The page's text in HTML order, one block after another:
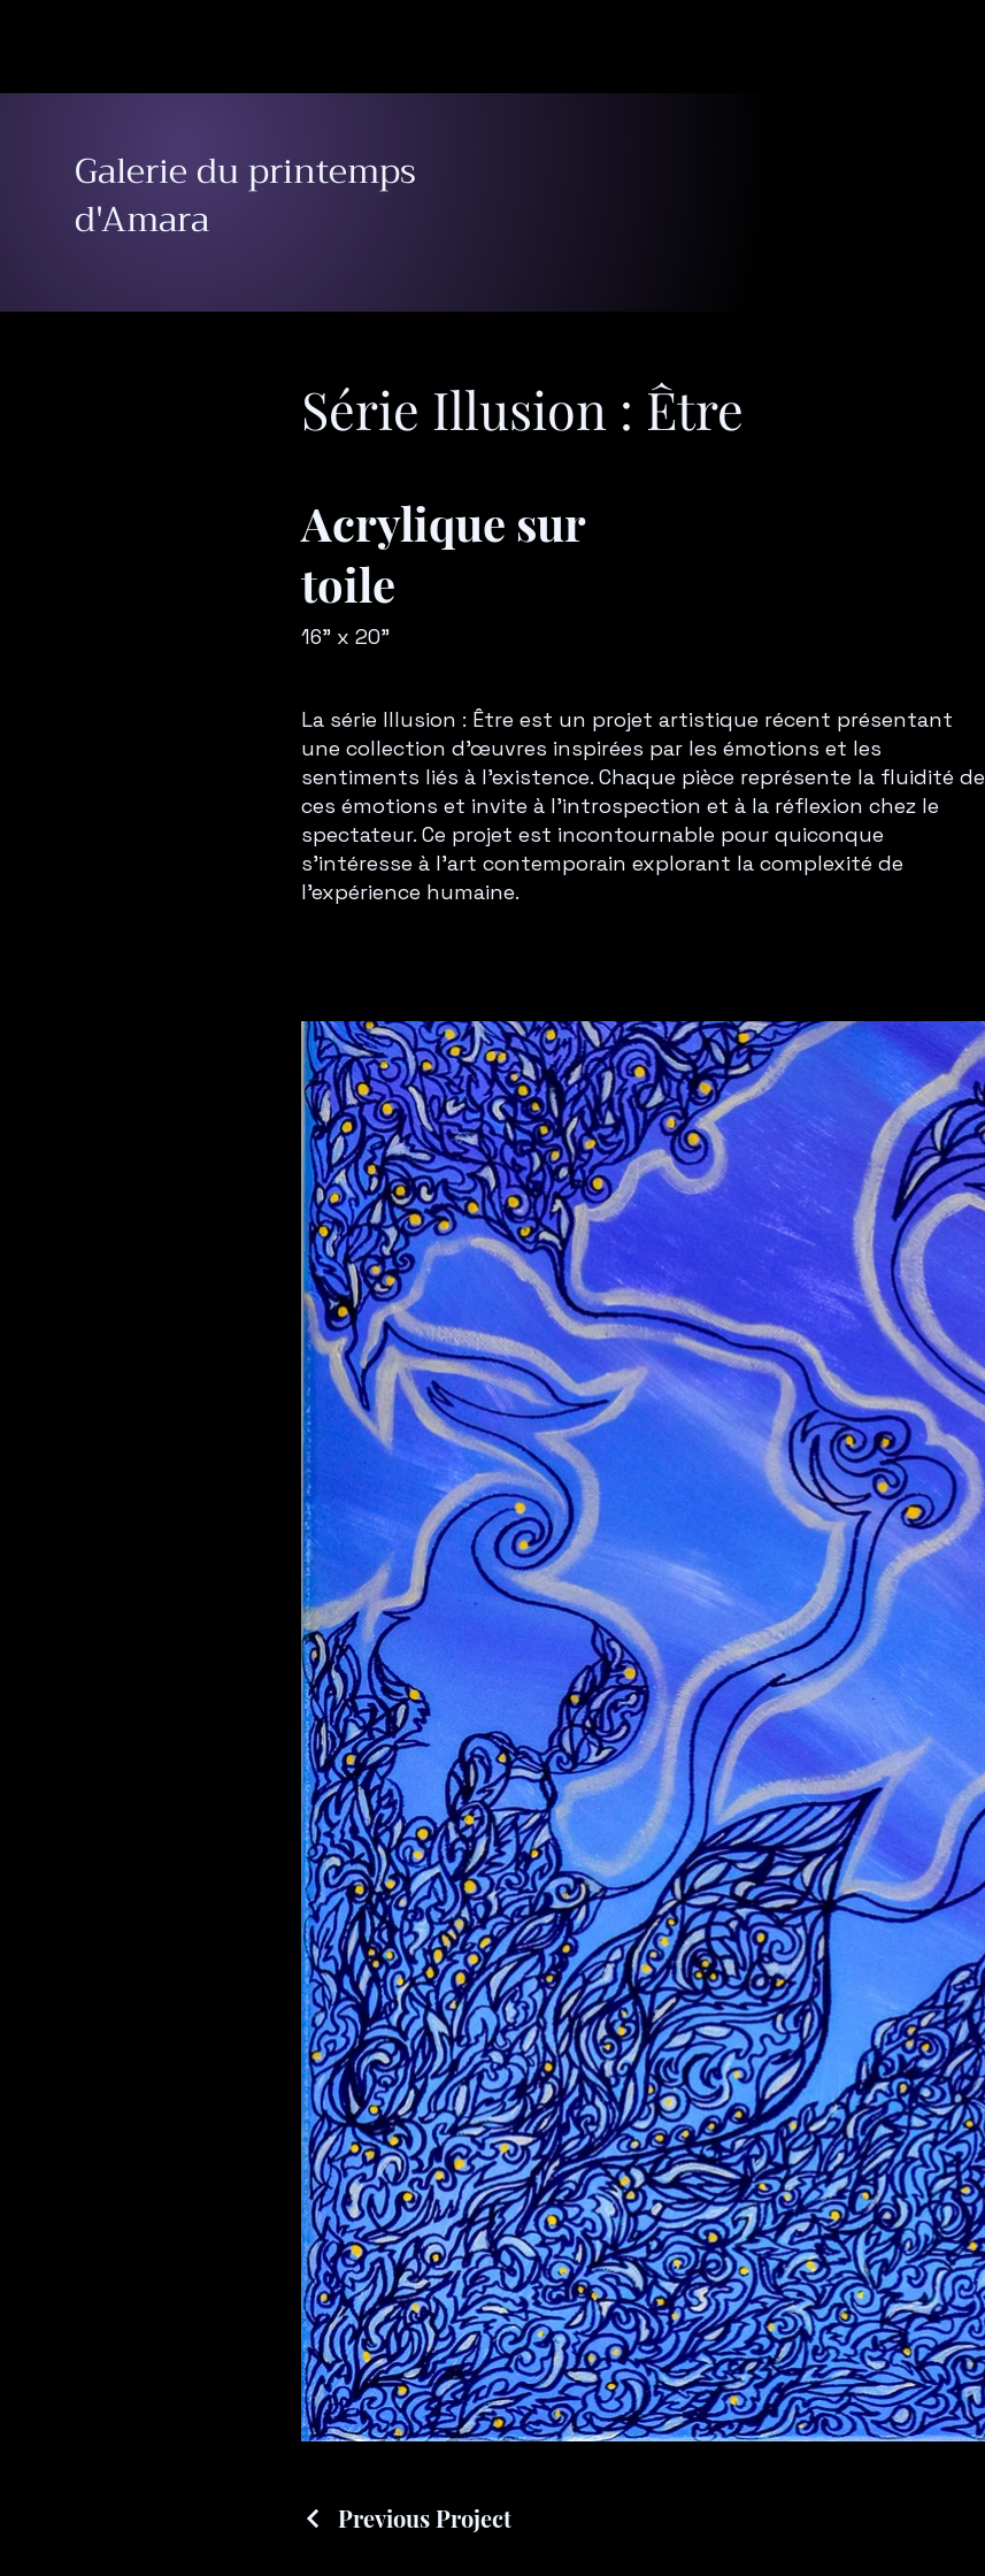
Galerie du printemps
d'Amara
Série Illusion : Être
Acrylique sur
toile
16" x 20"
La série Illusion : Être est un projet artistique récent présentant
une collection d'œuvres inspirées par les émotions et les
sentiments liés à l'existence. Chaque pièce représente la fluidité de
ces émotions et invite à l'introspection et à la réflexion chez le
spectateur. Ce projet est incontournable pour quiconque
s'intéresse à l'art contemporain explorant la complexité de
l'expérience humaine.
Previous Project